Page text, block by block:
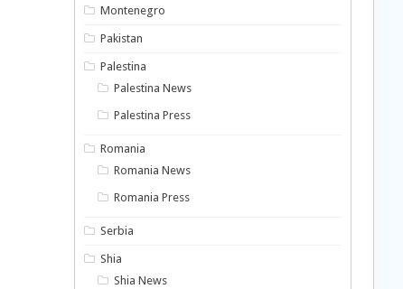
Montenegro
Pakistan
Palestina
Palestina News
Palestina Press
Romania
Romania News
Romania Press
Serbia
Shia
Shia News